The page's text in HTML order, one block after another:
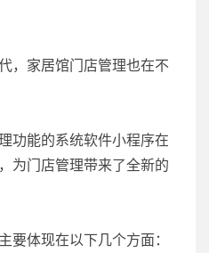
，家居馆门店管理也在不
功能的系统软件小程序在
为门店管理带来了全新的
要体现在以下几个方面：